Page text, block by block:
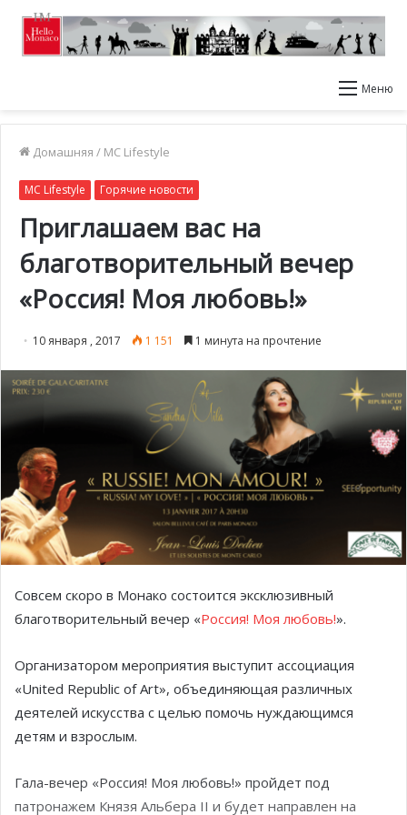
Меню
Домашняя / MC Lifestyle
MC Lifestyle Горячие новости
Приглашаем вас на
благотворительный вечер
«Россия! Моя любовь!»
10 января , 2017 1 151 1 минута на прочтение
Совсем скоро в Монако состоится эксклюзивный
благотворительный вечер «Россия! Моя любовь!».
Организатором мероприятия выступит ассоциация
«United Republic of Art», объединяющая различных
деятелей искусства с целью помочь нуждающимся
детям и взрослым.
Гала-вечер «Россия! Моя любовь!» пройдет под
патронажем Князя Альбера II и будет направлен на